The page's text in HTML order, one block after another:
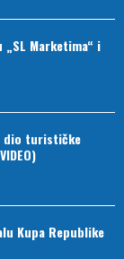
Marketima“ i
dio turističke
Kupa Republike